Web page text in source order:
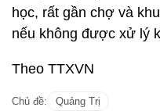
học, rất gần chợ và
nếu không được xử lý
Theo TTXVN
Chủ đề: Quảng Trị